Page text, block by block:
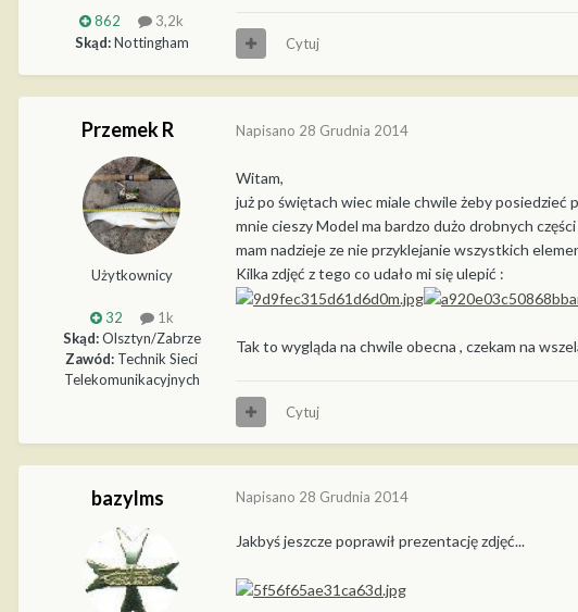
862
3,2k
Skąd:Nottingham Cytuj
Przemek R
Użytkownicy
32
1k
Skąd:Olsztyn/Zabrze
Zawód: Technik Sieci
Telekomunikacyjnych
Napisano 28 Grudnia 2014
Witam,
już po świętach wiec miale chwile żeby posiedzieć
mnie cieszy Model ma bardzo dużo drobnych
mam nadzieje ze nie przyklejanie wszystkich
Kilka zdjęć z tego co udało mi się ulepić :
Tak to wygląda na chwile obecna , czekam na
Cytuj
bazylms Napisano 28 Grudnia 2014
Jakbyś jeszcze poprawił prezentację zdjęć...